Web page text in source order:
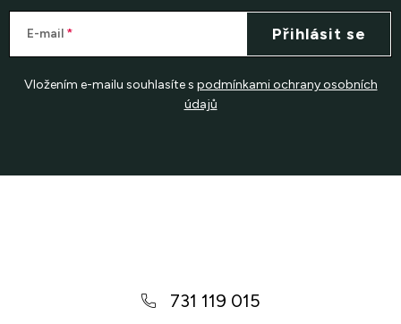
E-mail
Vložením e-mailu souhlasíte s podmínkami ochrany osobních
údajů
Přihlásit se
731 119 015